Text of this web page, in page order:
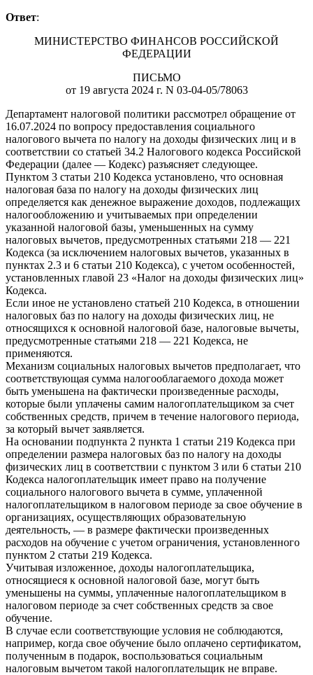
Ответ:
МИНИСТЕРСТВО ФИНАНСОВ РОССИЙСКОЙ
ФЕДЕРАЦИИ
ПИСЬМО
от 19 августа 2024 г. N 03-04-05/78063
Департамент налоговой политики рассмотрел обращение от
16.07.2024 по вопросу предоставления социального
налогового вычета по налогу на доходы физических лиц и в
соответствии со статьей 34.2 Налогового кодекса Российской
Федерации (далее — Кодекс) разъясняет следующее.
Пунктом 3 статьи 210 Кодекса установлено, что основная
налоговая база по налогу на доходы физических лиц
определяется как денежное выражение доходов, подлежащих
налогообложению и учитываемых при определении
указанной налоговой базы, уменьшенных на сумму
налоговых вычетов, предусмотренных статьями 218 — 221
Кодекса (за исключением налоговых вычетов, указанных в
пунктах 2.3 и 6 статьи 210 Кодекса), с учетом особенностей,
установленных главой 23 «Налог на доходы физических лиц»
Кодекса.
Если иное не установлено статьей 210 Кодекса, в отношении
налоговых баз по налогу на доходы физических лиц, не
относящихся к основной налоговой базе, налоговые вычеты,
предусмотренные статьями 218 — 221 Кодекса, не
применяются.
Механизм социальных налоговых вычетов предполагает, что
соответствующая сумма налогооблагаемого дохода может
быть уменьшена на фактически произведенные расходы,
которые были уплачены самим налогоплательщиком за счет
собственных средств, причем в течение налогового периода,
за который вычет заявляется.
На основании подпункта 2 пункта 1 статьи 219 Кодекса при
определении размера налоговых баз по налогу на доходы
физических лиц в соответствии с пунктом 3 или 6 статьи 210
Кодекса налогоплательщик имеет право на получение
социального налогового вычета в сумме, уплаченной
налогоплательщиком в налоговом периоде за свое обучение в
организациях, осуществляющих образовательную
деятельность, — в размере фактически произведенных
расходов на обучение с учетом ограничения, установленного
пунктом 2 статьи 219 Кодекса.
Учитывая изложенное, доходы налогоплательщика,
относящиеся к основной налоговой базе, могут быть
уменьшены на суммы, уплаченные налогоплательщиком в
налоговом периоде за счет собственных средств за свое
обучение.
В случае если соответствующие условия не соблюдаются,
например, когда свое обучение было оплачено сертификатом,
полученным в подарок, воспользоваться социальным
налоговым вычетом такой налогоплательщик не вправе.